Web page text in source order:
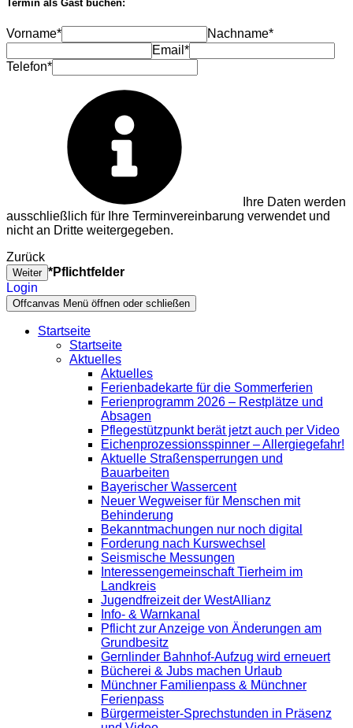
Termin als Gast buchen:
Vorname*
Nachname*
Email*
Telefon*
Ihre Daten werden
ausschließlich für Ihre Terminvereinbarung verwendet und
nicht an Dritte weitergegeben.
Zurück
Weiter *Pflichtfelder
Login
Offcanvas Menü öffnen oder schließen
Startseite
Startseite
Aktuelles
Aktuelles
Ferienbadekarte für die Sommerferien
Ferienprogramm 2026 – Restplätze und
Absagen
Pflegestützpunkt berät jetzt auch per Video
Eichenprozessionsspinner – Allergiegefahr!
Aktuelle Straßensperrungen und
Bauarbeiten
Bayerischer Wassercent
Neuer Wegweiser für Menschen mit
Behinderung
Bekanntmachungen nur noch digital
Forderung nach Kurswechsel
Seismische Messungen
Interessengemeinschaft Tierheim im
Landkreis
Jugendfreizeit der WestAllianz
Info- & Warnkanal
Pflicht zur Anzeige von Änderungen am
Grundbesitz
Gernlinder Bahnhof-Aufzug wird erneuert
Bücherei & Jubs machen Urlaub
Münchner Familienpass & Münchner
Ferienpass
Bürgermeister-Sprechstunden in Präsenz